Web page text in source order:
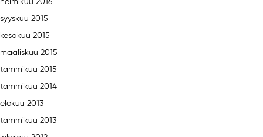
helmikuu 2016
syyskuu 2015
kesäkuu 2015
maaliskuu 2015
tammikuu 2015
tammikuu 2014
elokuu 2013
tammikuu 2013